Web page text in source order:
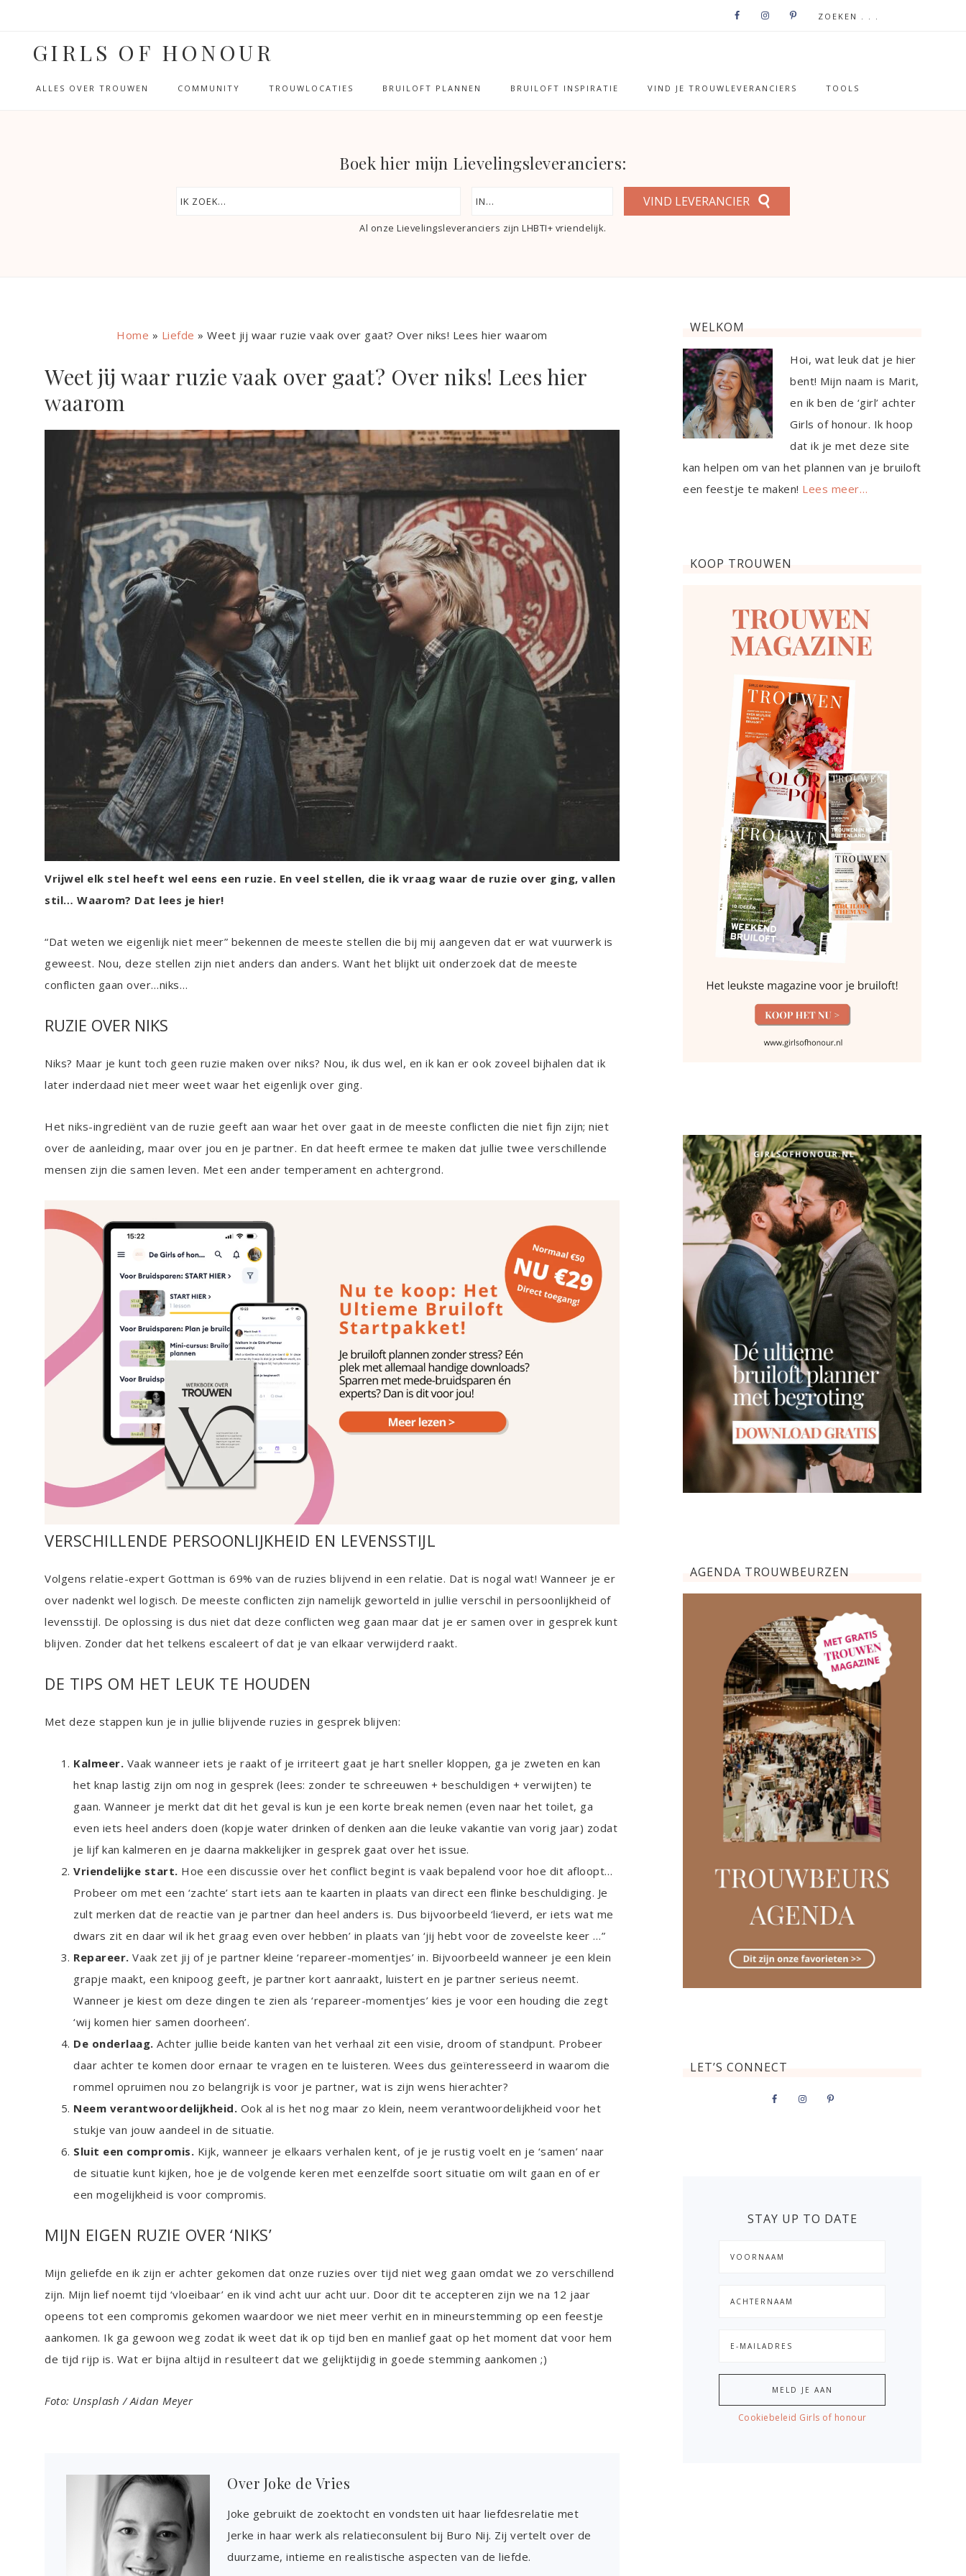
GIRLS OF HONOUR
ALLES OVER TROUWEN COMMUNITY TROUWLOCATIES BRUILOFT PLANNEN BRUILOFT INSPIRATIE VIND JE TROUWLEVERANCIERS TOOLS
Boek hier mijn Lievelingsleveranciers:
VIND LEVERANCIER
Al onze Lievelingsleveranciers zijn LHBTI+ vriendelijk.
Home » Liefde »Weet jij waar ruzie vaak over gaat? Over niks! Lees hier waarom
Weet jij waar ruzie vaak over gaat? Over niks! Lees hier
waarom
Vrijwel elk stel heeft wel eens een ruzie. En veel stellen, die ik vraag waar de ruzie over ging, vallen
stil… Waarom? Dat lees je hier!
“Dat weten we eigenlijk niet meer” bekennen de meeste stellen die bij mij aangeven dat er wat vuurwerk is
geweest. Nou, deze stellen zijn niet anders dan anders. Want het blijkt uit onderzoek dat de meeste
conflicten gaan over…niks…
RUZIE OVER NIKS
Niks? Maar je kunt toch geen ruzie maken over niks? Nou, ik dus wel, en ik kan er ook zoveel bijhalen dat ik
later inderdaad niet meer weet waar het eigenlijk over ging.
Het niks-ingrediënt van de ruzie geeft aan waar het over gaat in de meeste conflicten die niet fijn zijn; niet
over de aanleiding, maar over jou en je partner. En dat heeft ermee te maken dat jullie twee verschillende
mensen zijn die samen leven. Met een ander temperament en achtergrond.
VERSCHILLENDE PERSOONLIJKHEID EN LEVENSSTIJL
Volgens relatie-expert Gottman is 69% van de ruzies blijvend in een relatie. Dat is nogal wat! Wanneer je er
over nadenkt wel logisch. De meeste conflicten zijn namelijk geworteld in jullie verschil in persoonlijkheid of
levensstijl. De oplossing is dus niet dat deze conflicten weg gaan maar dat je er samen over in gesprek kunt
blijven. Zonder dat het telkens escaleert of dat je van elkaar verwijderd raakt.
DE TIPS OM HET LEUK TE HOUDEN
Met deze stappen kun je in jullie blijvende ruzies in gesprek blijven:
Kalmeer. Vaak wanneer iets je raakt of je irriteert gaat je hart sneller kloppen, ga je zweten en kan
het knap lastig zijn om nog in gesprek (lees: zonder te schreeuwen + beschuldigen + verwijten) te
gaan. Wanneer je merkt dat dit het geval is kun je een korte break nemen (even naar het toilet, ga
even iets heel anders doen (kopje water drinken of denken aan die leuke vakantie van vorig jaar) zodat
je lijf kan kalmeren en je daarna makkelijker in gesprek gaat over het issue.
Vriendelijke start. Hoe een discussie over het conflict begint is vaak bepalend voor hoe dit afloopt…
Probeer om met een ‘zachte’ start iets aan te kaarten in plaats van direct een flinke beschuldiging. Je
zult merken dat de reactie van je partner dan heel anders is. Dus bijvoorbeeld ‘lieverd, er iets wat me
dwars zit en daar wil ik het graag even over hebben’ in plaats van ‘jij hebt voor de zoveelste keer …”
Repareer. Vaak zet jij of je partner kleine ‘repareer-momentjes’ in. Bijvoorbeeld wanneer je een klein
grapje maakt, een knipoog geeft, je partner kort aanraakt, luistert en je partner serieus neemt.
Wanneer je kiest om deze dingen te zien als ‘repareer-momentjes’ kies je voor een houding die zegt
‘wij komen hier samen doorheen’.
De onderlaag. Achter jullie beide kanten van het verhaal zit een visie, droom of standpunt. Probeer
daar achter te komen door ernaar te vragen en te luisteren. Wees dus geïnteresseerd in waarom die
rommel opruimen nou zo belangrijk is voor je partner, wat is zijn wens hierachter?
Neem verantwoordelijkheid. Ook al is het nog maar zo klein, neem verantwoordelijkheid voor het
stukje van jouw aandeel in de situatie.
Sluit een compromis. Kijk, wanneer je elkaars verhalen kent, of je je rustig voelt en je ‘samen’ naar
de situatie kunt kijken, hoe je de volgende keren met eenzelfde soort situatie om wilt gaan en of er
een mogelijkheid is voor compromis.
MIJN EIGEN RUZIE OVER ‘NIKS’
Mijn geliefde en ik zijn er achter gekomen dat onze ruzies over tijd niet weg gaan omdat we zo verschillend
zijn. Mijn lief noemt tijd ‘vloeibaar’ en ik vind acht uur acht uur. Door dit te accepteren zijn we na 12 jaar
opeens tot een compromis gekomen waardoor we niet meer verhit en in mineurstemming op een feestje
aankomen. Ik ga gewoon weg zodat ik weet dat ik op tijd ben en manlief gaat op het moment dat voor hem
de tijd rijp is. Wat er bijna altijd in resulteert dat we gelijktijdig in goede stemming aankomen ;)
Foto: Unsplash / Aidan Meyer
Over Joke de Vries
Joke gebruikt de zoektocht en vondsten uit haar liefdesrelatie met
Jerke in haar werk als relatieconsulent bij Buro Nij. Zij vertelt over de
duurzame, intieme en realistische aspecten van de liefde.
WELKOM
Hoi, wat leuk dat je hier
bent! Mijn naam is Marit,
en ik ben de ‘girl’ achter
Girls of honour. Ik hoop
dat ik je met deze site
kan helpen om van het plannen van je bruiloft
een feestje te maken! Lees meer…
KOOP TROUWEN
AGENDA TROUWBEURZEN
LET’S CONNECT
STAY UP TO DATE
Cookiebeleid Girls of honour